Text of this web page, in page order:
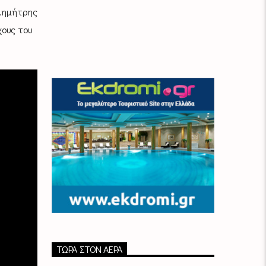
του
ΤΏΡΑ ΣΤΟΝ ΑΈΡΑ